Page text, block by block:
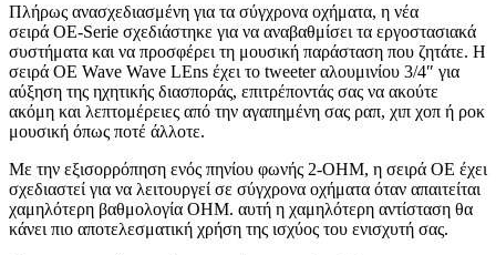
Πλήρως ανασχεδιασμένη για τα σύγχρονα οχήματα, η νέα
σειρά OE-Serie σχεδιάστηκε για να αναβαθμίσει τα εργοστασιακά
συστήματα και να προσφέρει τη μουσική παράσταση που ζητάτε. Η
σειρά OE Wave Wave LEns έχει το tweeter αλουμινίου 3/4″ για
αύξηση της ηχητικής διασποράς, επιτρέποντάς σας να ακούτε
ακόμη και λεπτομέρειες από την αγαπημένη σας ραπ, χιπ χοπ ή ροκ
μουσική όπως ποτέ άλλοτε.
Με την εξισορρόπηση ενός πηνίου φωνής 2-OHM, η σειρά OE έχει
σχεδιαστεί για να λειτουργεί σε σύγχρονα οχήματα όταν απαιτείται
χαμηλότερη βαθμολογία OHM. αυτή η χαμηλότερη αντίσταση θα
κάνει πιο αποτελεσματική χρήση της ισχύος του ενισχυτή σας.